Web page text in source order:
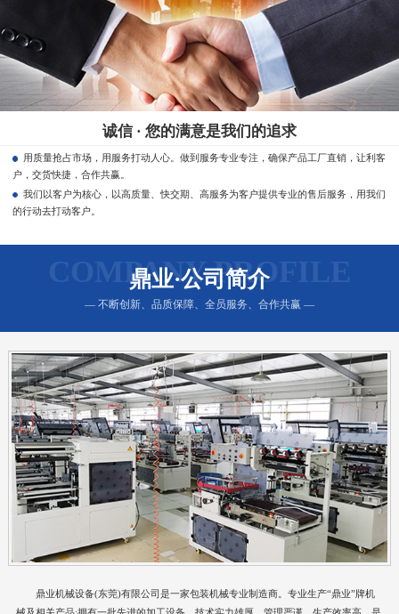
诚信 · 您的满意是我们的追求
用质量抢占市场，用服务打动人心。做到服务专业专注，确保产品工厂直销，让利客
户，交货快捷，合作共赢。
我们以客户为核心，以高质量、快交期、高服务为客户提供专业的售后服务，用我们
的行动去打动客户。
COMPANY PROFILE
鼎业·公司简介
— 不断创新、品质保障、全员服务、合作共赢 —
鼎业机械设备(东莞)有限公司是一家包装机械专业制造商。专业生产“鼎业”牌机